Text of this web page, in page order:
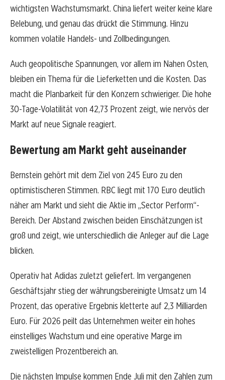
wichtigsten Wachstumsmarkt. China liefert weiter keine klare
Belebung, und genau das drückt die Stimmung. Hinzu
kommen volatile Handels- und Zollbedingungen.
Auch geopolitische Spannungen, vor allem im Nahen Osten,
bleiben ein Thema für die Lieferketten und die Kosten. Das
macht die Planbarkeit für den Konzern schwieriger. Die hohe
30-Tage-Volatilität von 42,73 Prozent zeigt, wie nervös der
Markt auf neue Signale reagiert.
Bewertung am Markt geht auseinander
Bernstein gehört mit dem Ziel von 245 Euro zu den
optimistischeren Stimmen. RBC liegt mit 170 Euro deutlich
näher am Markt und sieht die Aktie im „Sector Perform“-
Bereich. Der Abstand zwischen beiden Einschätzungen ist
groß und zeigt, wie unterschiedlich die Anleger auf die Lage
blicken.
Operativ hat Adidas zuletzt geliefert. Im vergangenen
Geschäftsjahr stieg der währungsbereinigte Umsatz um 14
Prozent, das operative Ergebnis kletterte auf 2,3 Milliarden
Euro. Für 2026 peilt das Unternehmen weiter ein hohes
einstelliges Wachstum und eine operative Marge im
zweistelligen Prozentbereich an.
Die nächsten Impulse kommen Ende Juli mit den Zahlen zum